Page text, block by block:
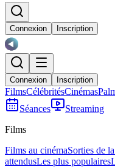
Connexion Inscription
Connexion Inscription
FilmsCélébritésCinémas
Séances
Streaming
Films
Films au cinémaSorties de
attendusLes plus populaires